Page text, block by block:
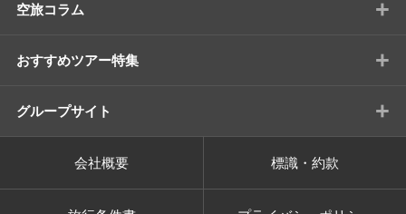
空旅コラム +
おすすめツアー特集 +
グループサイト +
会社概要 標識・約款